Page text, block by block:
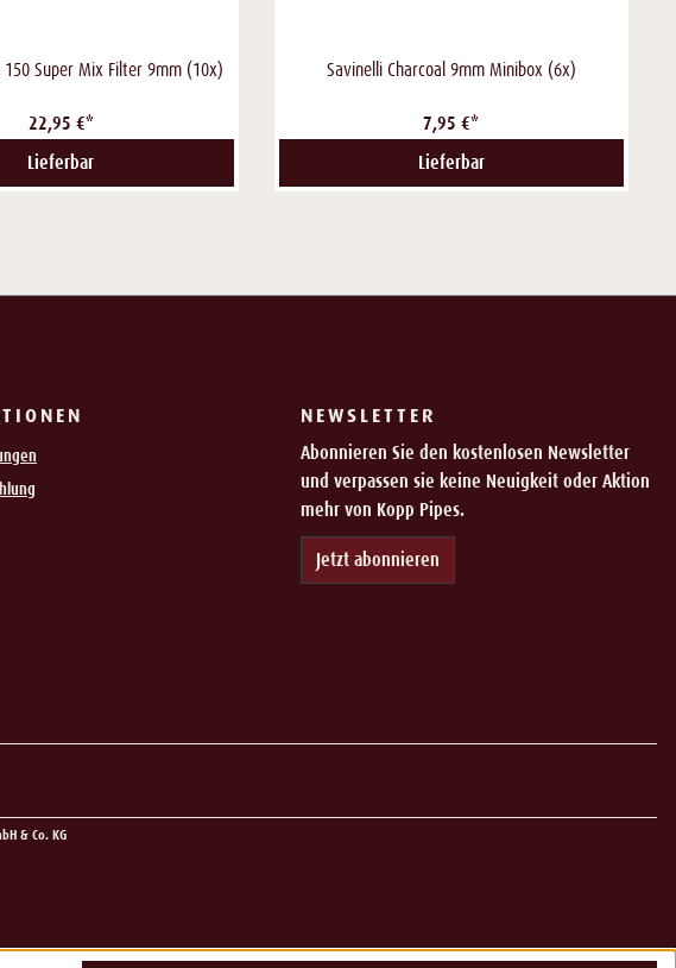
150 Super Mix Filter 9mm (10x)
22,95 €*
Lieferbar
Savinelli Charcoal 9mm Minibox (6x)
7,95 €*
Lieferbar
NEWSLETTER
Abonnieren Sie den kostenlosen Newsletter
und verpassen sie keine Neuigkeit oder Aktion
mehr von Kopp Pipes.
Jetzt abonnieren
& Co. KG